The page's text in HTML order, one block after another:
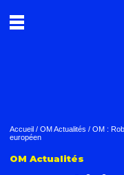
Accueil / OM Actualités / OM :
européen
OM Actualités